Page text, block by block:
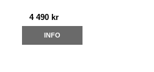
4 490 kr
INFO